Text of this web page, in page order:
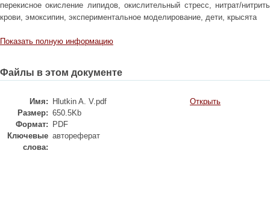
перекисное окисление липидов, окислительный стресс, нитрат/
крови, эмоксипин, экспериментальное моделирование, дети, крысята
Показать полную информацию
Файлы в этом документе
Имя:
Hlutkin A. V.pdf
Размер: 650.5Kb
Формат:
PDF
Ключевые
слова:
автореферат
Открыть